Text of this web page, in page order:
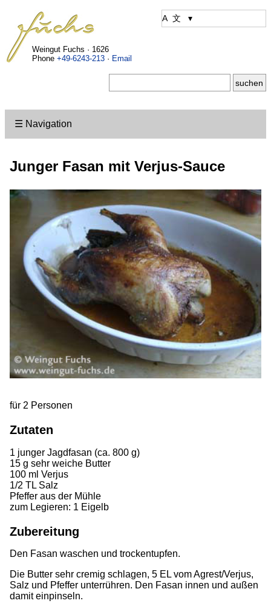
Weingut Fuchs · 1626
Phone +49-6243-213· Email
☰ Navigation
Junger Fasan mit Verjus-Sauce
für 2 Personen
Zutaten
1 junger Jagdfasan (ca. 800 g)
15 g sehr weiche Butter
100 ml Verjus
1/2 TL Salz
Pfeffer aus der Mühle
zum Legieren: 1 Eigelb
Zubereitung
Den Fasan waschen und trockentupfen.
Die Butter sehr cremig schlagen, 5 EL vom Agrest/Verjus,
Salz und Pfeffer unterrühren. Den Fasan innen und außen
damit einpinseln.